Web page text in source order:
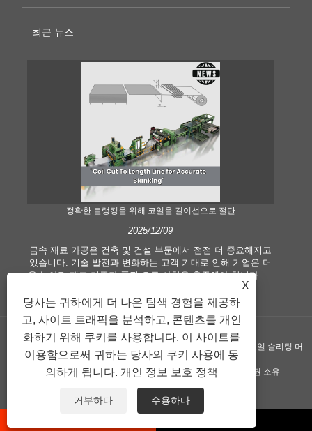
최근 뉴스
정확한 블랭킹을 위해 코일을 길이선으로 절단
2025/12/09
금속 재료 가공은 건축 및 건설 부문에서 점점 더 중요해지고
있습니다. 기술 발전과 변화하는 고객 기대로 인해 기업은 더
욱 높아진 제조 기준과 품질 요구 사항을 충족해야 합니다. 기
존의 수작업 처리 기술은 특히 정확성과 효율성을 추구하는
현대 산업의 요구를 충족시키기에 더 이상 적합하지 않습니
다. 따라서 길이선에 맞게 절단된 코일이 코일 가공 장비로 등
장하게 되었습니다.
저작권 ©GUANGZHOU KINGREAL MACHINERY CO., LTD.， - 코일 슬리팅 머
신, 길이 기계로 절단된 코일, 길이 라인으로 절단된 금속 - 판권 소유
Sitemap XML
X
당사는 귀하에게 더 나은 탐색 경험을 제공하
고, 사이트 트래픽을 분석하고, 콘텐츠를 개인
화하기 위해 쿠키를 사용합니다. 이 사이트를
이용함으로써 귀하는 당사의 쿠키 사용에 동
의하게 됩니다. 개인 정보 보호 정책
거부하다 수용하다